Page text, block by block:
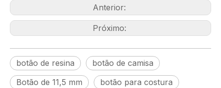
Anterior:
Próximo:
botão de resina
botão de camisa
Botão de 11,5 mm
botão para costura